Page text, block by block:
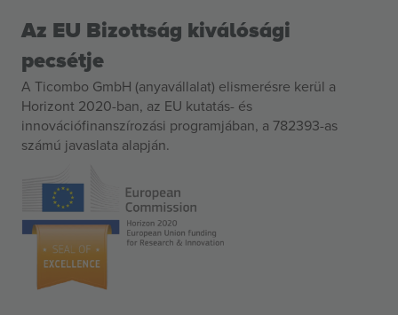
Az EU Bizottság kiválósági
pecsétje
A Ticombo GmbH (anyavállalat) elismerésre kerül a
Horizont 2020-ban, az EU kutatás- és
innovációfinanszírozási programjában, a 782393-as
számú javaslata alapján.